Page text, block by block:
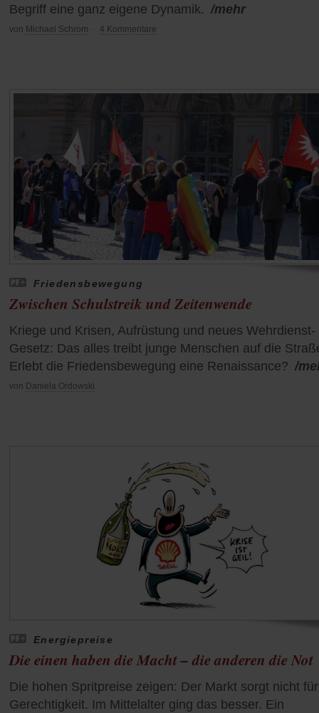
Begriff eine ganz eigene Dynamik. /mehr
von Michael Schrom 4 Kommentare
Friedensbewegung
Zwischen Schulstreik und Zeitenwende
Kriege und Krisen, Aufrüstung und neues Wehrdienst-
Gesetz: Das alles treibt junge Menschen auf die
Erlebt die Friedensbewegung eine Renaissance? /
von Daniela Ordowski
Energiepreise
Die einen haben die Macht – die anderen die Not
Die hohen Spritpreise zeigen: Der Markt sorgt nicht für
Gerechtigkeit. Im Mittelalter ging das besser. Ein